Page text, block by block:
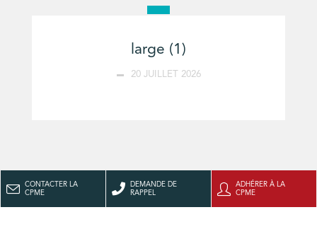
large (1)
20 JUILLET 2026
CONTACTER LA
CPME
DEMANDE DE
RAPPEL
ADHÉRER À LA
CPME